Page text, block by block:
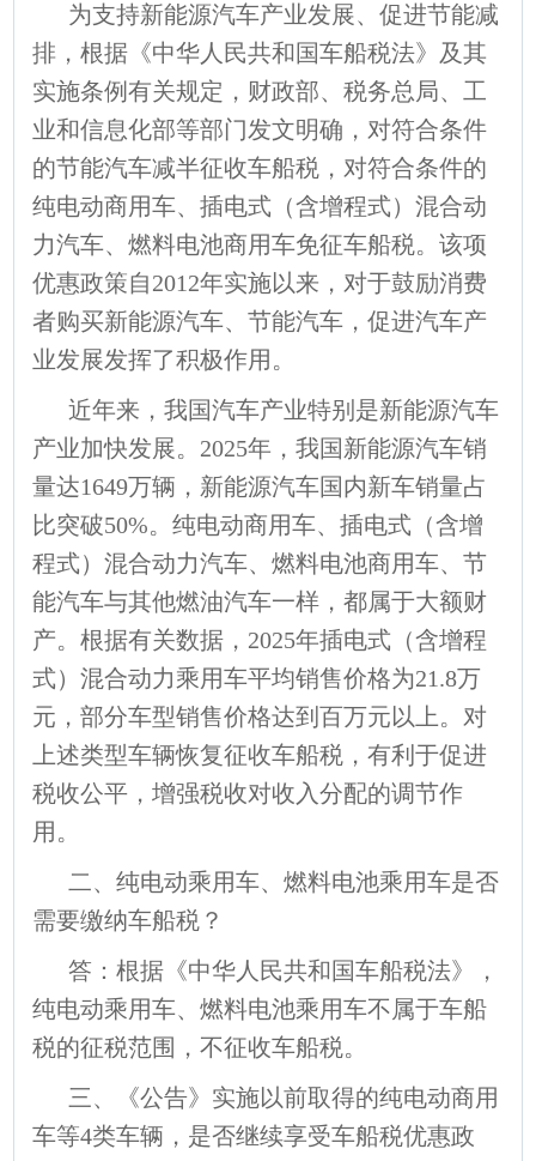
为支持新能源汽车产业发展、促进节能减
排，根据《中华人民共和国车船税法》及其
实施条例有关规定，财政部、税务总局、工
业和信息化部等部门发文明确，对符合条件
的节能汽车减半征收车船税，对符合条件的
纯电动商用车、插电式（含增程式）混合动
力汽车、燃料电池商用车免征车船税。该项
优惠政策自2012年实施以来，对于鼓励消费
者购买新能源汽车、节能汽车，促进汽车产
业发展发挥了积极作用。
近年来，我国汽车产业特别是新能源汽车
产业加快发展。2025年，我国新能源汽车销
量达1649万辆，新能源汽车国内新车销量占
比突破50%。纯电动商用车、插电式（含增
程式）混合动力汽车、燃料电池商用车、节
能汽车与其他燃油汽车一样，都属于大额财
产。根据有关数据，2025年插电式（含增程
式）混合动力乘用车平均销售价格为21.8万
元，部分车型销售价格达到百万元以上。对
上述类型车辆恢复征收车船税，有利于促进
税收公平，增强税收对收入分配的调节作
用。
二、纯电动乘用车、燃料电池乘用车是否
需要缴纳车船税？
答：根据《中华人民共和国车船税法》，
纯电动乘用车、燃料电池乘用车不属于车船
税的征税范围，不征收车船税。
三、《公告》实施以前取得的纯电动商用
车等4类车辆，是否继续享受车船税优惠政